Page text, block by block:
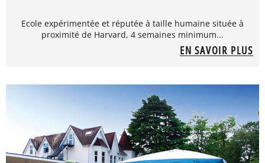
Ecole expérimentée et réputée à taille humaine située à
proximité de Harvard, 4 semaines minimum...
EN SAVOIR PLUS